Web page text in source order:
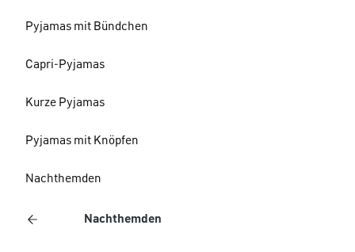
Pyjamas mit Bündchen
Capri-Pyjamas
Kurze Pyjamas
Pyjamas mit Knöpfen
Nachthemden
Nachthemden